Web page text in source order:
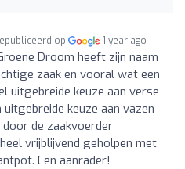
op 1 year ago
Droom heeft zijn naam
zaak en vooral wat een
uitgebreide keuze aan verse
keuze aan vazen
de zaakvoerder
vrijblijvend geholpen met
Een aanrader!